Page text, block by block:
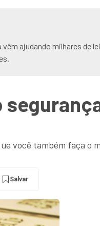
ajudando milhares de
você também faça o
Salvar